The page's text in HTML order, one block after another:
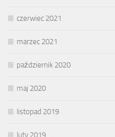
czerwiec 2021
marzec 2021
październik 2020
maj 2020
listopad 2019
luty 2019